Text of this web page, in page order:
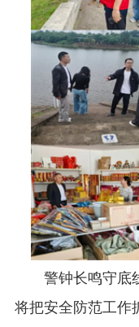
警钟长鸣守底
将把安全防范工作